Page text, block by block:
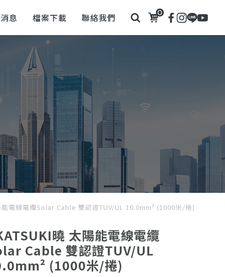
息 檔案下載 聯絡我們 0
能電線電纜Solar Cable 雙認證TUV/UL 10.0mm² (1000米/捲)
曉 太陽能電線電纜
Cable 雙認證TUV/UL
(1000米/捲)